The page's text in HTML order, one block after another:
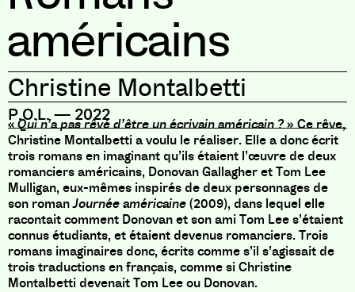
américains
Christine Montalbetti
P.O.L.— 2022
«Qui n’a pas rêvé d’être un écrivain américain ?» Ce rêve,
Christine Montalbetti a voulu le réaliser. Elle a donc écrit
trois romans en imaginant qu’ils étaient l’œuvre de deux
romanciers américains, Donovan Gallagher et Tom Lee
Mulligan, eux-mêmes inspirés de deux personnages de
son romanJournée américaine(2009), dans lequel elle
racontait comment Donovan et son ami Tom Lee s’étaient
connus étudiants, et étaient devenus romanciers. Trois
romans imaginaires donc, écrits comme s’il s’agissait de
trois traductions en français, comme si Christine
Montalbetti devenait Tom Lee ou Donovan.